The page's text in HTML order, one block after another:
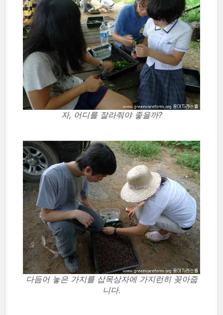
자, 어디를 잘라줘야 좋을까?
다듬어 놓은 가지를 삽목상자에 가지런히 꽂아줍
니다.